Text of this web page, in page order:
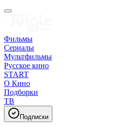
Фильмы
Сериалы
Мультфильмы
Русское кино
START
О Кино
Подборки
ТВ
Подписки